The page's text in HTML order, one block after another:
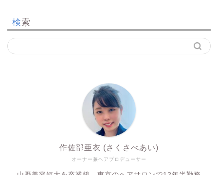
検索
オーナー兼ヘアプロデューサー
作佐部亜衣 (さくさべあい)